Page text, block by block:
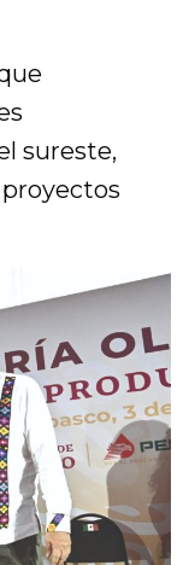
sureste,